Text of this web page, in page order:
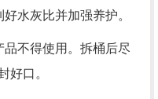
水灰比并加强养护。
不得使用。拆桶后尽
好口。